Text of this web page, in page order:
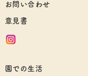
お問い合わせ
意見書
園での生活